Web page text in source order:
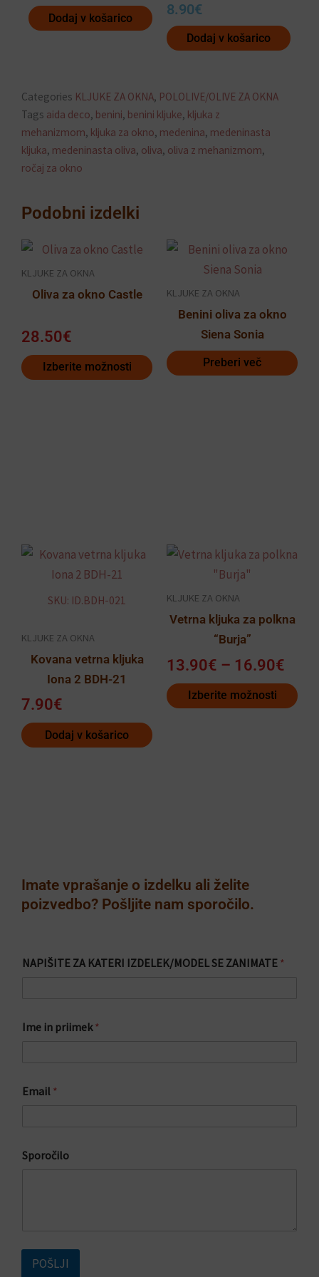
Dodaj v košarico
8.90€
Dodaj v košarico
Categories KLJUKE ZA OKNA, POLOLIVE/OLIVE ZA OKNA
Tags aida deco, benini, benini kljuke, kljuka z
mehanizmom, kljuka za okno, medenina, medeninasta
kljuka, medeninasta oliva, oliva, oliva z mehanizmom,
ročaj za okno
Podobni izdelki
KLJUKE ZA OKNA
Oliva za okno Castle
28.50€
Izberite možnosti
Ta
izdelek
ima
različic.
lahko
KLJUKE ZA OKNA
Benini oliva za okno
Siena Sonia
Preberi več
SKU: ID.BDH-021
KLJUKE ZA OKNA
Kovana vetrna kljuka
Iona 2 BDH-21
7.90€
Dodaj v košarico
KLJUKE ZA OKNA
Vetrna kljuka za polkna
“Burja”
13.90€ – 16.90€
Izberite možnosti
Ta
ima
več
lahko
izberete
na
Imate vprašanje o izdelku ali želite
poizvedbo? Pošljite nam sporočilo.
NAPIŠITE ZA KATERI IZDELEK/MODEL SE ZANIMATE *
Ime in priimek*
Email *
p
o
Sporočilo
POŠLJI